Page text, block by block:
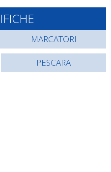
MARCATORI
PESCARA